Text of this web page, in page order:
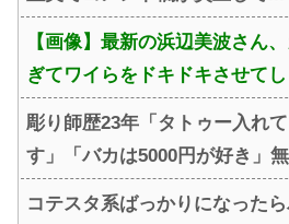
【画像】最新の浜辺美波さん
ぎてワイらをドキドキさせて
彫り師歴23年「タトゥー入れ
す」「バカは5000円が好き」
コテスタ系ばっかりになった